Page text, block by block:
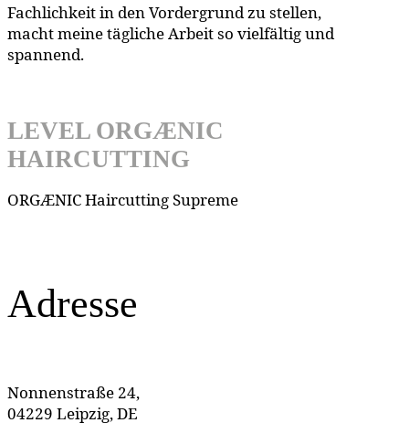
Fachlichkeit in den Vordergrund zu stellen,
macht meine tägliche Arbeit so vielfältig und
spannend.
LEVEL ORGÆNIC
HAIRCUTTING
ORGÆNIC Haircutting Supreme
Adresse
Nonnenstraße 24,
04229 Leipzig, DE